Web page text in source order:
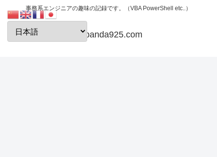
事務系エンジニアの趣味の記録です。（VBA PowerShell etc..）
papanda925.com